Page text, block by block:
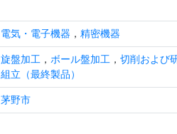
電気・電子機器 ， 精密機器
旋盤加工 ， ボール盤加工 ， 切削および
組立（最終製品）
茅野市